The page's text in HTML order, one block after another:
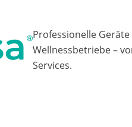
Professionelle
Wellnessbetriebe –
Services.